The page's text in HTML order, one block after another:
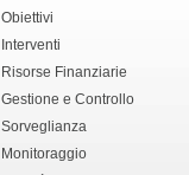
Obiettivi
Interventi
Risorse Finanziarie
Gestione e Controllo
Sorveglianza
Monitoraggio